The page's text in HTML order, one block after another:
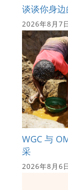
谈谈你身
2026年8月7
WGC 与
采
2026年8月6